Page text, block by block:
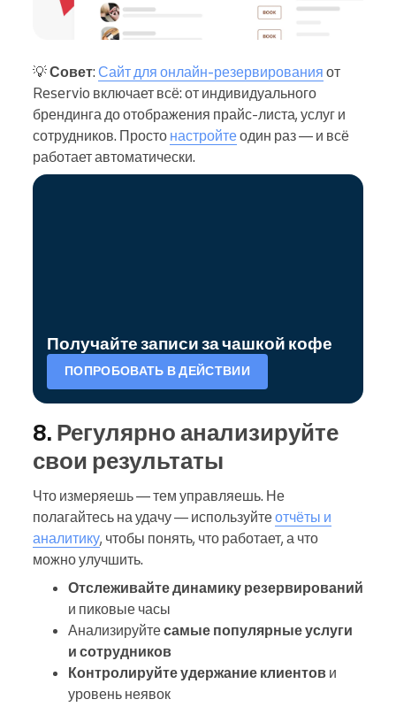
💡Совет: Сайт для онлайн-резервирования от
Reservio включает всё: от индивидуального
брендинга до отображения прайс-листа, услуг и
сотрудников. Просто настройтеодин раз — и всё
работает автоматически.
Получайте записи за чашкой кофе
ПОПРОБОВАТЬ В ДЕЙСТВИИ
8. Регулярно анализируйте
свои результаты
Что измеряешь — тем управляешь. Не
полагайтесь на удачу — используйтеотчёты и
аналитику, чтобы понять, что работает, а что
можно улучшить.
Отслеживайте динамику резервирований
и пиковые часы
Анализируйтесамые популярные услуги
и сотрудников
Контролируйте удержание клиентов и
уровень неявок